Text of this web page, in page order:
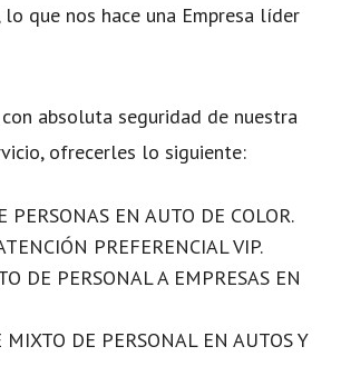
que nos hace una Empresa líder
absoluta seguridad de nuestra
ofrecerles lo siguiente:
PERSONAS EN AUTO DE COLOR.
PREFERENCIAL VIP.
DE PERSONAL A EMPRESAS EN
MIXTO DE PERSONAL EN AUTOS Y